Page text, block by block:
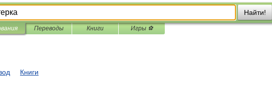
Найти!
Переводы Книги Игры ⚽
Книги